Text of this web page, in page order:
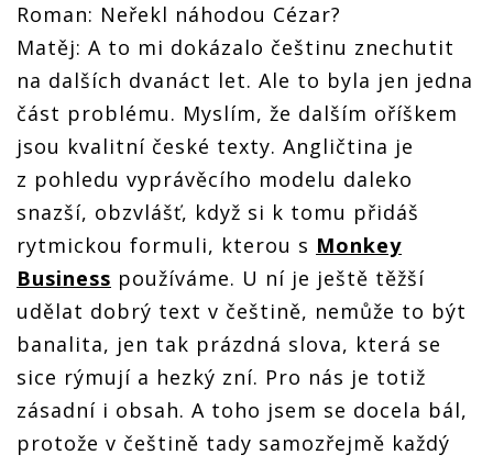
Roman: Neřekl náhodou Cézar?
Matěj: A to mi dokázalo češtinu znechutit
na dalších dvanáct let. Ale to byla jen jedna
část problému. Myslím, že dalším oříškem
jsou kvalitní české texty. Angličtina je
z pohledu vyprávěcího modelu daleko
snazší, obzvlášť, když si k tomu přidáš
rytmickou formuli, kterou s Monkey
Business používáme. U ní je ještě těžší
udělat dobrý text v češtině, nemůže to být
banalita, jen tak prázdná slova, která se
sice rýmují a hezký zní. Pro nás je totiž
zásadní i obsah. A toho jsem se docela bál,
protože v češtině tady samozřejmě každý